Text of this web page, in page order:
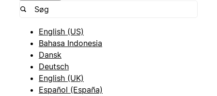
English (US)
Bahasa Indonesia
Dansk
Deutsch
English (UK)
Español (España)